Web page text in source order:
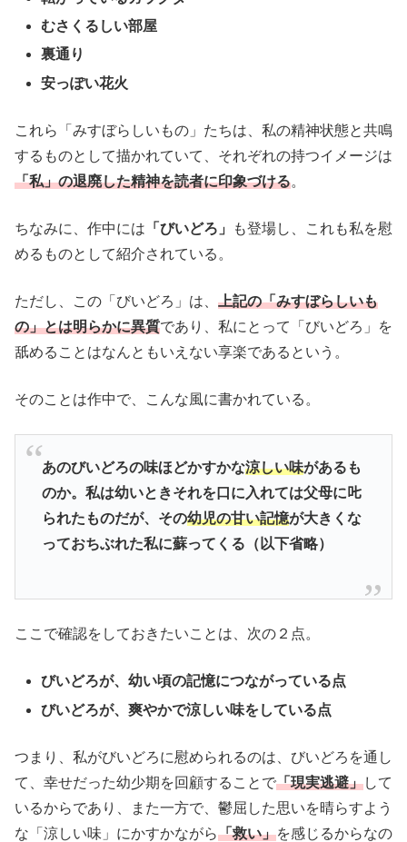
むさくるしい部屋
裏通り
安っぽい花火
これら「みすぼらしいもの」たちは、私の精神状態と共鳴
するものとして描かれていて、それぞれの持つイメージは
「私」の退廃した精神を読者に印象づける。
ちなみに、作中には 「びいどろ」
も登場し、これも私を慰
めるものとして紹介されている。
ただし、この「びいどろ」は、 上記の「みすぼらしいも
の」とは明らかに異質であり、私にとって「びいどろ」を
舐めることはなんともいえない享楽であるという。
そのことは作中で、こんな風に書かれている。
あのびいどろの味ほどかすかな涼しい味があるも
のか。私は幼いときそれを口に入れては父母に𠮟
られたものだが、その幼児の甘い記憶が大きくな
っておちぶれた私に蘇ってくる（以下省略）
ここで確認をしておきたいことは、次の２点。
びいどろが、幼い頃の記憶につながっている点
びいどろが、爽やかで涼しい味をしている点
つまり、私がびいどろに慰められるのは、びいどろを通し
て、幸せだった幼少期を回顧することで「現実逃避」して
いるからであり、また一方で、鬱屈した思いを晴らすよう
な「涼しい味」にかすかながら「救い」を感じるからなの